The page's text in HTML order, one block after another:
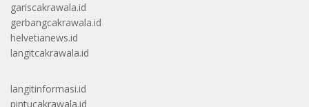
gariscakrawala.id
gerbangcakrawala.id
helvetianews.id
langitcakrawala.id
langitinformasi.id
pintucakrawala.id